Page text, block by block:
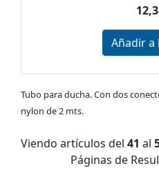
Añadir a
Tubo para ducha. Con dos
nylon de 2 mts.
Viendo artículos del 41 al
Páginas de